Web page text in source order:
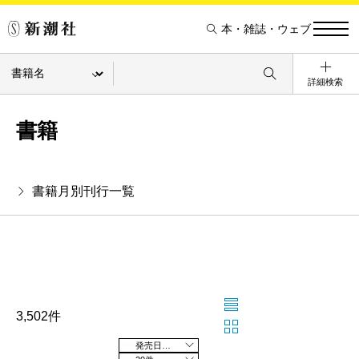
本・雑誌・ウェブ
詳細検索
書籍
書籍月別刊行一覧
3,502件